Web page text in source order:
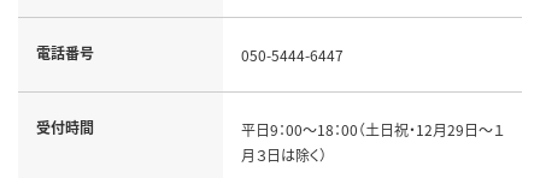
電話番号 050-5444-6447
受付時間
平日9：00～18：00（土日祝・12月29日～１
月３日は除く）